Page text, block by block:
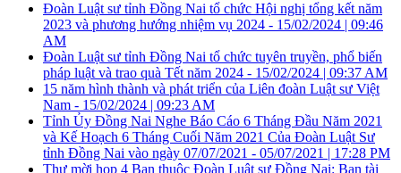
Đoàn Luật sư tỉnh Đồng Nai tổ chức Hội nghị tổng kết năm
2023 và phương hướng nhiệm vụ 2024 - 15/02/2024 | 09:46
AM
Đoàn Luật sư tỉnh Đồng Nai tổ chức tuyên truyền, phổ biến
pháp luật và trao quà Tết năm 2024 - 15/02/2024 | 09:37 AM
15 năm hình thành và phát triển của Liên đoàn Luật sư Việt
Nam - 15/02/2024 | 09:23 AM
Tỉnh Ủy Đồng Nai Nghe Báo Cáo 6 Tháng Đầu Năm 2021
và Kế Hoạch 6 Tháng Cuối Năm 2021 Của Đoàn Luật Sư
tỉnh Đồng Nai vào ngày 07/07/2021 - 05/07/2021 | 17:28 PM
Thư mời họp 4 Ban thuộc Đoàn Luật sư Đồng Nai: Ban tài